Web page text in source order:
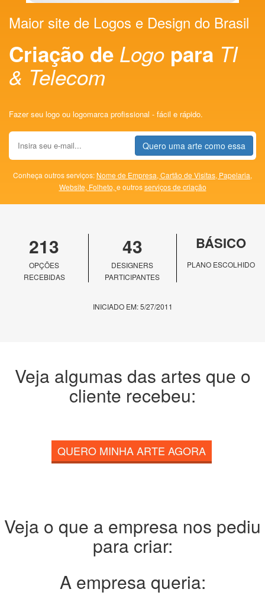
Maior site de Logos e Design do Brasil
Criação de Logo para TI
& Telecom
Fazer seu logo ou logomarca profissional - fácil e rápido.
Quero uma arte como essa
Conheça outros serviços: Nome de Empresa, Cartão de Visitas, Papelaria,
Website, Folheto, e outrosserviços de criação
213
OPÇÕES
RECEBIDAS
43
DESIGNERS
PARTICIPANTES
BÁSICO
PLANO ESCOLHIDO
INICIADO EM: 5/27/2011
Veja algumas das artes que o
cliente recebeu:
QUERO MINHA ARTE AGORA
Veja o que a empresa nos pediu
para criar:
A empresa queria: